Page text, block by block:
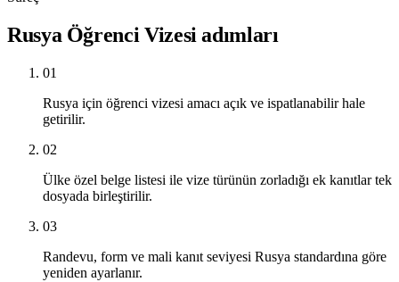
Rusya Öğrenci Vizesi adımları
01
Rusya için öğrenci vizesi amacı açık ve ispatlanabilir hale
getirilir.
02
Ülke özel belge listesi ile vize türünün zorladığı ek kanıtlar tek
dosyada birleştirilir.
03
Randevu, form ve mali kanıt seviyesi Rusya standardına göre
yeniden ayarlanır.